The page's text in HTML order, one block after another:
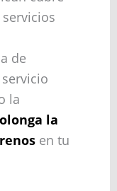
de
la
la
en tu